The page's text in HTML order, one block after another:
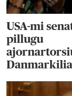
USA-mi
pillugu